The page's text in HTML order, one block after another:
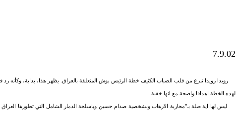
7.9.02
رويدا رويدا تبزغ من قلب الضباب الكثيف خطة الرئيس بوش المتعلقة بالعراق. يظهر هذا، بداية، وكأنه رد
لهذه الخطة اهدافا واضحة مع انها خفية.
ليس لها اية صلة بـ"محاربة الارهاب وبشخصية صدام حسين وباسلحة الدمار الشامل التي تطورها العراق